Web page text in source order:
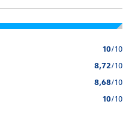
10/10
8,72/10
8,68/10
10/10